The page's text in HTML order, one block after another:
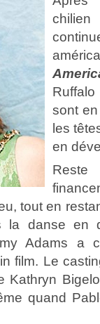
sont
les
en
tout en
la danse en
Adams a
film. Le
Kathryn
quand